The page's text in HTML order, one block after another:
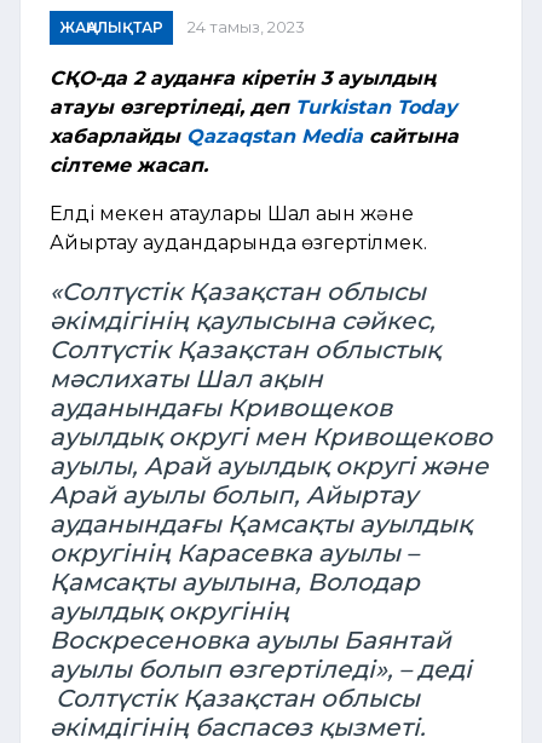
ЖАҢАЛЫҚТАР 24 тамыз, 2023
СҚО-да 2 ауданға кіретін 3 ауылдың
атауы өзгертіледі, деп Turkistan Today
хабарлайды Qazaqstan Mediaсайтына
сілтеме жасап.
Елді мекен атаулары Шал ақын және
Айыртау аудандарында өзгертілмек.
«Солтүстік Қазақстан облысы
әкімдігінің қаулысына сәйкес,
Солтүстік Қазақстан облыстық
мәслихаты Шал ақын
ауданындағы Кривощеков
ауылдық округі мен Кривощеково
ауылы, Арай ауылдық округі және
Арай ауылы болып, Айыртау
ауданындағы Қамсақты ауылдық
округінің Карасевка ауылы –
Қамсақты ауылына, Володар
ауылдық округінің
Воскресеновка ауылы Баянтай
ауылы болып өзгертіледі», – деді
Солтүстік Қазақстан облысы
әкімдігінің баспасөз қызметі.